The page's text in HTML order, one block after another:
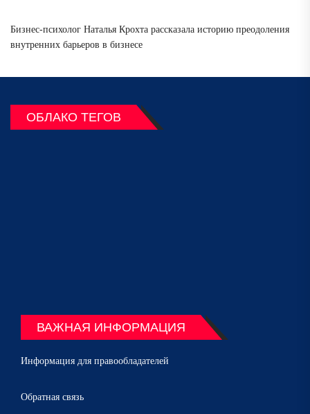
Бизнес-психолог Наталья Крохта рассказала историю преодоления
внутренних барьеров в бизнесе
ОБЛАКО ТЕГОВ
ВАЖНАЯ ИНФОРМАЦИЯ
Информация для правообладателей
Обратная связь